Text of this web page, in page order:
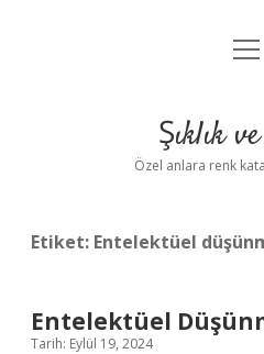
Yasal
Şıklık
Özel anlara renk
Etiket: Entelektüel
Entelektüel
Tarih: Eylül 19, 2024